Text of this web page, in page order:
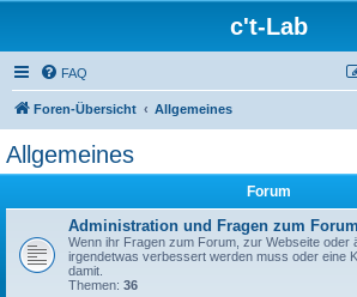
c't-Lab
FAQ
Foren-Übersicht Allgemeines
Allgemeines
Forum
Administration und Fragen zum Forum
Wenn ihr Fragen zum Forum, zur Webseite oder
irgendetwas verbessert werden muss oder eine
damit.
Themen: 36